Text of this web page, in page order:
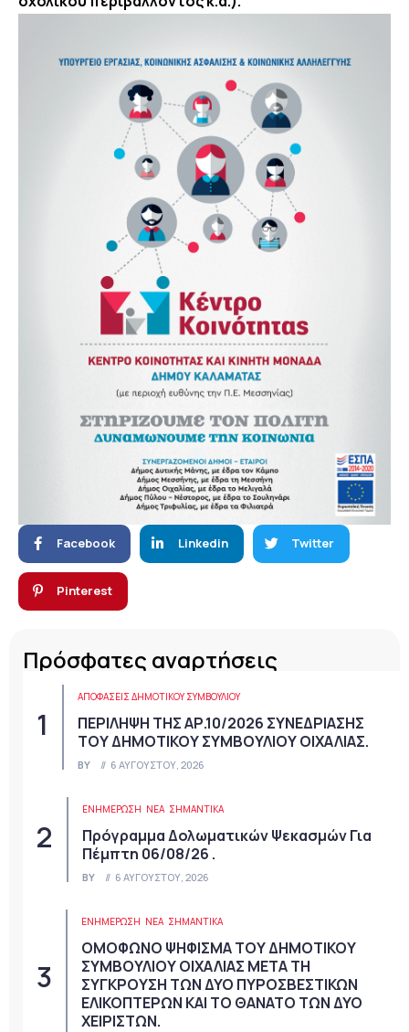
Facebook Linkedin Twitter
Pinterest
Πρόσφατες αναρτήσεις
ΑΠΟΦΆΣΕΙΣ ΔΗΜΟΤΙΚΟΎ ΣΥΜΒΟΥΛΊΟΥ
ΠΕΡΙΛΗΨΗ ΤΗΣ ΑΡ.10/2026 ΣΥΝΕΔΡΙΑΣΗΣ
ΤΟΥ ΔΗΜΟΤΙΚΟΥ ΣΥΜΒΟΥΛΙΟΥ ΟΙΧΑΛΙΑΣ.
BY 6 ΑΥΓΟΎΣΤΟΥ, 2026
ΕΝΗΜΕΡΩΣΗ ΝΈΑ ΣΗΜΑΝΤΙΚΆ
Πρόγραμμα Δολωματικών Ψεκασμών Για
Πέμπτη 06/08/26 .
BY 6 ΑΥΓΟΎΣΤΟΥ, 2026
ΕΝΗΜΕΡΩΣΗ ΝΈΑ ΣΗΜΑΝΤΙΚΆ
ΟΜΟΦΩΝΟ ΨΗΦΙΣΜΑ ΤΟΥ ΔΗΜΟΤΙΚΟΥ
ΣΥΜΒΟΥΛΙΟΥ ΟΙΧΑΛΙΑΣ ΜΕΤΑ ΤΗ
ΣΥΓΚΡΟΥΣΗ ΤΩΝ ΔΥΟ ΠΥΡΟΣΒΕΣΤΙΚΩΝ
ΕΛΙΚΟΠΤΕΡΩΝ ΚΑΙ ΤΟ ΘΑΝΑΤΟ ΤΩΝ ΔΥΟ
ΧΕΙΡΙΣΤΩΝ.